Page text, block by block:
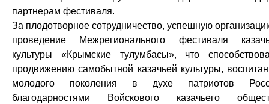
партнерам фестиваля.
За плодотворное сотрудничество, успешную
проведение Межрегионального фестиваля
культуры «Крымские тулумбасы», что
продвижению самобытной казачьей культуры,
молодого поколения в духе патриотов
благодарностями Войскового казачьего